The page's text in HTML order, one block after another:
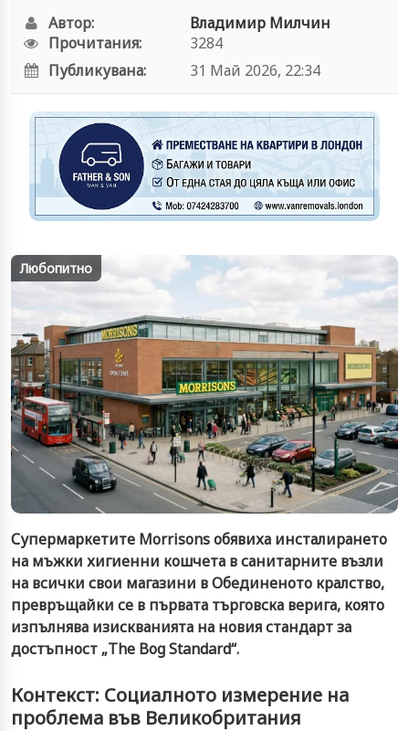
Автор:
Владимир Милчин
Прочитания:
3284
Публикувана:
31 Май 2026, 22:34
Любопитно
Супермаркетите Morrisons обявиха инсталирането
на мъжки хигиенни кошчета в санитарните възли
на всички свои магазини в Обединеното кралство,
превръщайки се в първата търговска верига, която
изпълнява изискванията на новия стандарт за
достъпност „The Bog Standard“.
Контекст: Социалното измерение на
проблема във Великобритания